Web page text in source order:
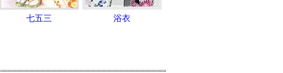
七五三 浴衣